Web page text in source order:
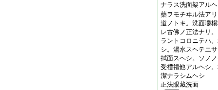
ナラス洗面架アル
藥ヲモチヰル法ア
道ノトキ。洗面嚼
レ古佛ノ正法ナリ
ラントコロニテハ
シ。湯水スヘテエ
拭面スヘシ。ソノ
受禮禮他アルヘシ
潔ナラシムヘシ
正法眼藏洗面